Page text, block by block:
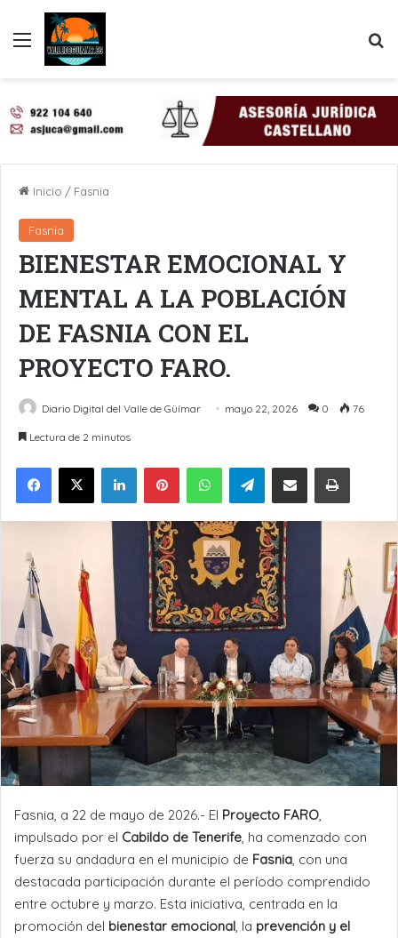
Menú
Inicio / Fasnia
Fasnia
BIENESTAR EMOCIONAL Y
MENTAL A LA POBLACIÓN
DE FASNIA CON EL
PROYECTO FARO.
Diario Digital del Valle de Güímar mayo 22, 2026 0 76
Lectura de 2 minutos
LinkedInPinterestWhatsAppTelegramCompartir por Email Imprimir
Fasnia, a 22 de mayo de 2026.- El Proyecto FARO
impulsado por el Cabildo de Tenerife , ha comenzado con
fuerza su andadura en el municipio de Fasnia , con una
destacada participación durante el período comprendido
entre octubre y marzo. Esta iniciativa, centrada en la
promoción del bienestar emocional , la prevención y el